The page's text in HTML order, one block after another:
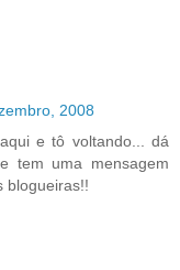
2008
e tô voltando... dá
tem uma mensagem
blogueiras!!